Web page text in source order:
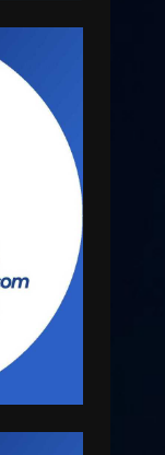
di
in
per
di